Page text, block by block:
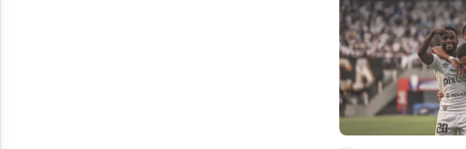
Anthony estava
para ass...